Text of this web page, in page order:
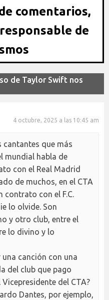
comentarios,
de
de Taylor Swift nos
4 octubre, 2025 a las 10:45 am
cantantes que más
mundial habla de
con el Real Madrid
de muchos, en el CTA
contrato con el F.C.
lo olvide. Son
y otro club, entre el
lo divino y lo
una canción con una
del club que pago
del CTA?
Dantes, por ejemplo,